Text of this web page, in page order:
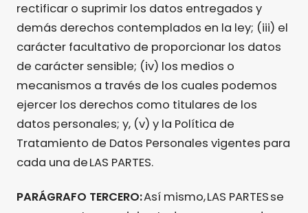
rectificar o suprimir los datos entregados y
demás derechos contemplados en la ley; (iii) el
carácter facultativo de proporcionar los datos
de carácter sensible; (iv) los medios o
mecanismos a través de los cuales podemos
ejercer los derechos como titulares de los
datos personales; y, (v) y la Política de
Tratamiento de Datos Personales vigentes para
cada una de LAS PARTES.
PARÁGRAFO TERCERO:Así mismo, LAS PARTES se